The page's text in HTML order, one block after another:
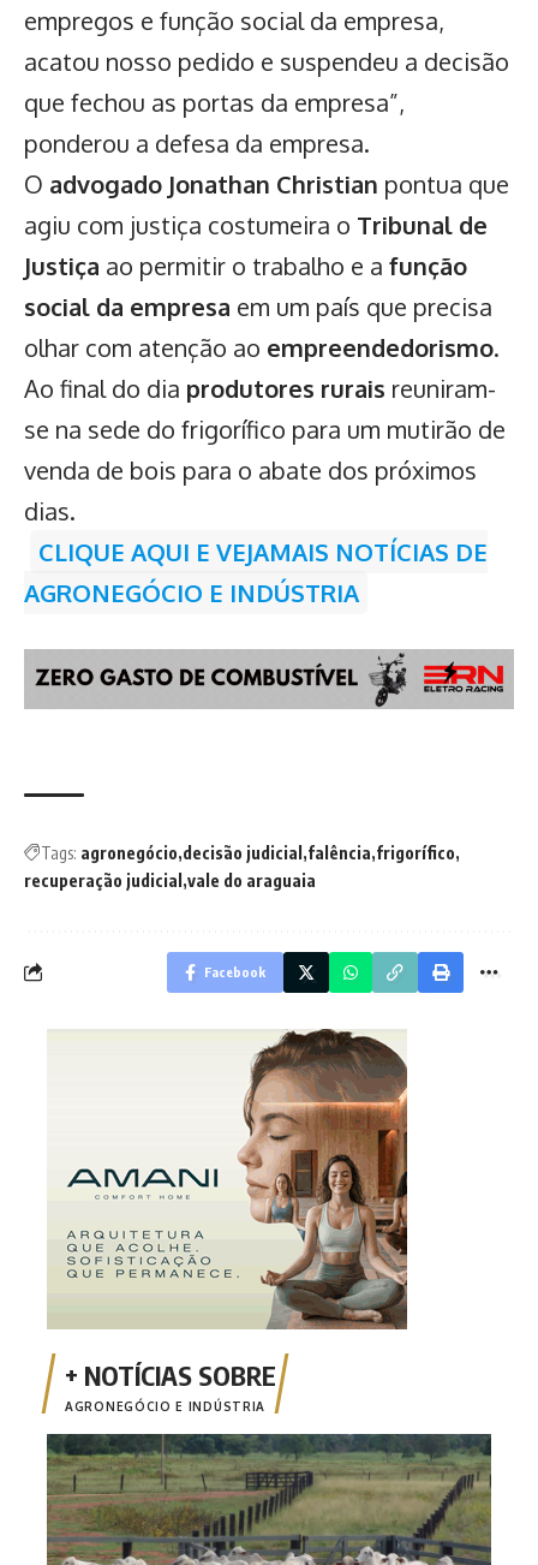
empregos e função social da empresa,
acatou nosso pedido e suspendeu a decisão
que fechou as portas da empresa”,
ponderou a defesa da empresa.
O advogado Jonathan Christian pontua que
agiu com justiça costumeira o Tribunal de
Justiça ao permitir o trabalho e a função
social da empresa em um país que precisa
olhar com atenção ao empreendedorismo.
Ao final do dia produtores rurais reuniram-
se na sede do frigorífico para um mutirão de
venda de bois para o abate dos próximos
dias.
CLIQUE AQUI E VEJAMAIS NOTÍCIAS DE
AGRONEGÓCIO E INDÚSTRIA
Tags: agronegócio decisão judicial falência frigorífico
recuperação judicial vale do araguaia
Facebook
AGRONEGÓCIO E INDÚSTRIA